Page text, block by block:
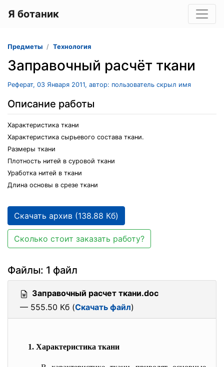
Я ботаник
Предметы Технология
Заправочный расчёт ткани
Реферат, 03 Января 2011, автор: пользователь скрыл имя
Описание работы
Характеристика ткани
Характеристика сырьевого состава ткани.
Размеры ткани
Плотность нитей в суровой ткани
Уработка нитей в ткани
Длина основы в срезе ткани
Скачать архив (138.88 Кб)
Сколько стоит заказать работу?
Файлы: 1 файл
Заправочный расчет ткани.doc
— 555.50 Кб (Скачать файл)
1. Характеристика ткани